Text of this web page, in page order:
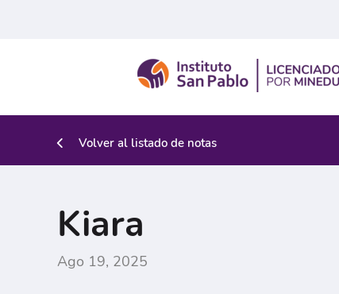
Volver al listado de notas
Kiara
Ago 19, 2025